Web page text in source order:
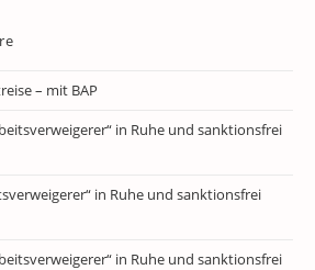
– mit BAP
in Ruhe und sanktionsfrei
in Ruhe und sanktionsfrei
in Ruhe und sanktionsfrei